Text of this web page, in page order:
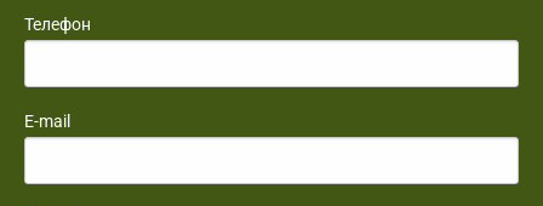
Телефон
E-mail